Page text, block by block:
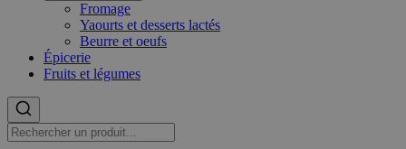
Fromage
Yaourts et desserts lactés
Beurre et oeufs
Épicerie
Fruits et légumes